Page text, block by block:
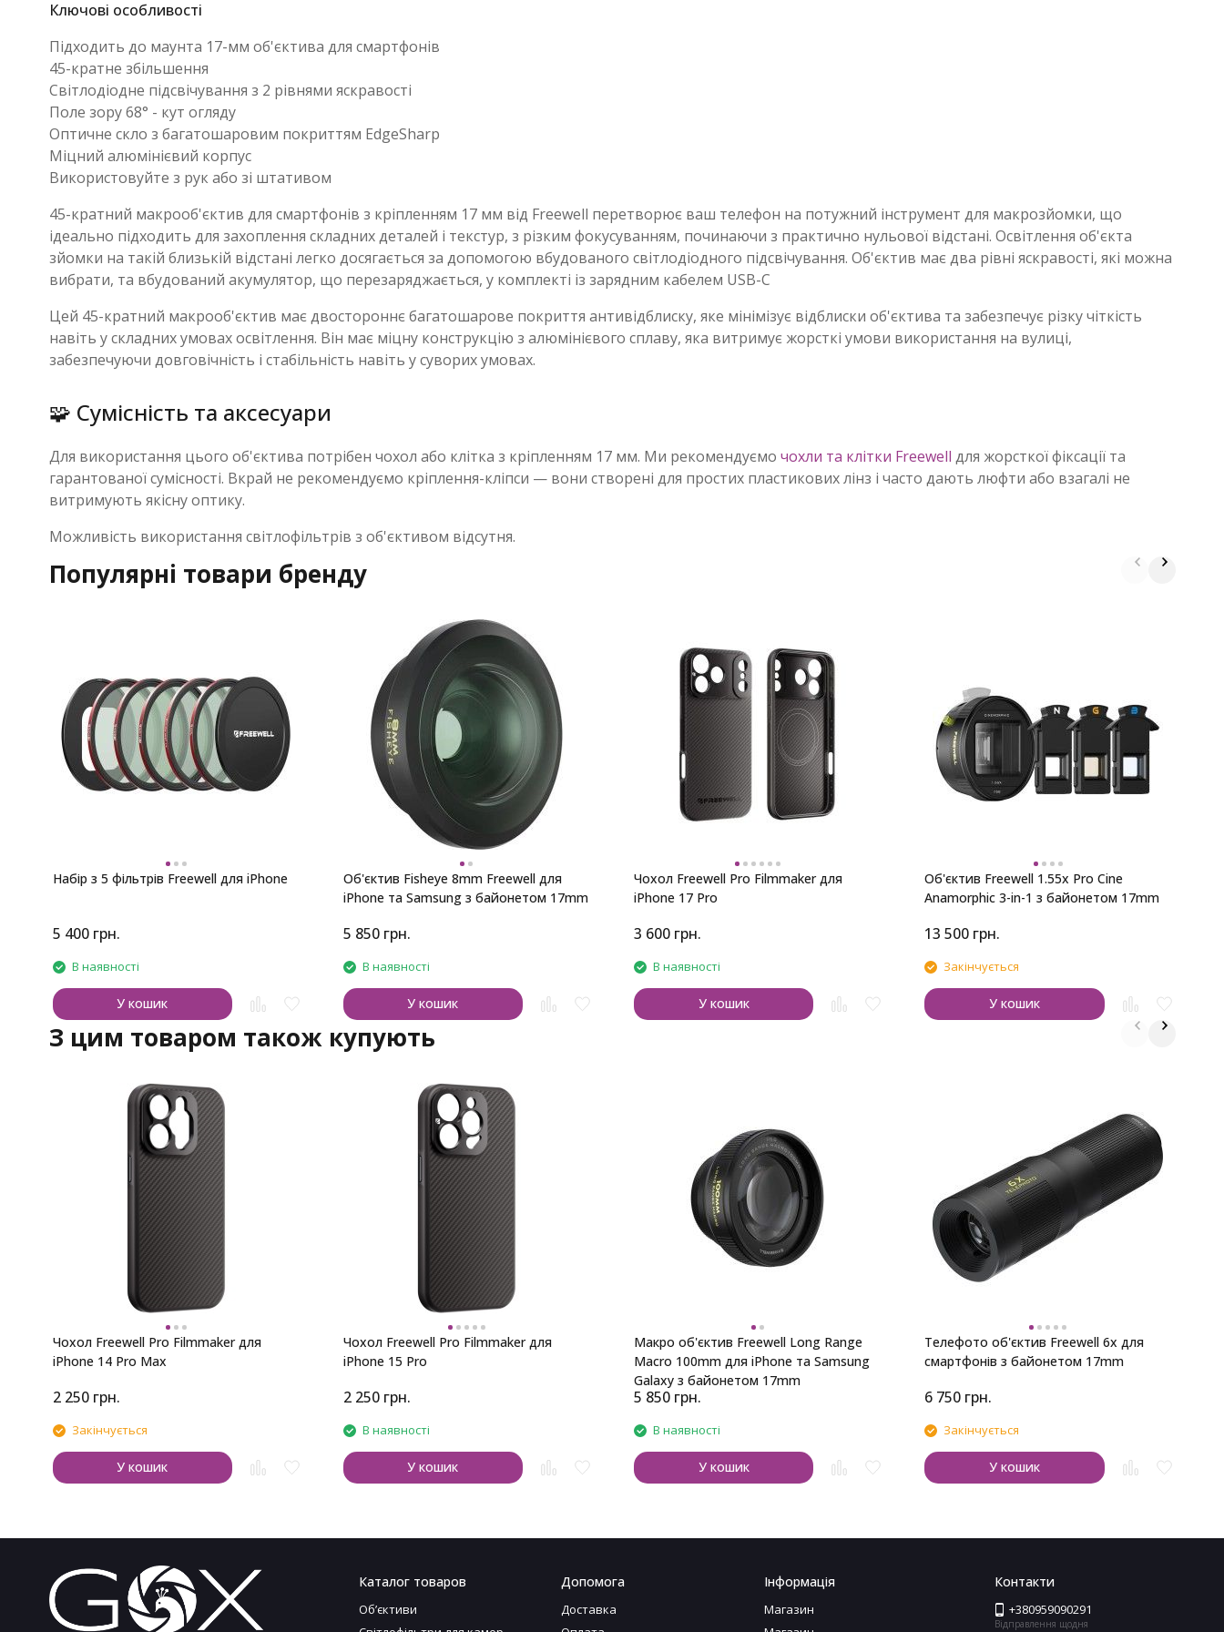
Ключові особливості
Підходить до маунта 17-мм об'єктива для смартфонів
45-кратне збільшення
Світлодіодне підсвічування з 2 рівнями яскравості
Поле зору 68° - кут огляду
Оптичне скло з багатошаровим покриттям EdgeSharp
Міцний алюмінієвий корпус
Використовуйте з рук або зі штативом
45-кратний макрооб'єктив для смартфонів з кріпленням 17 мм від Freewell перетворює ваш телефон на потужний інструмент для макрозйомки, що
ідеально підходить для захоплення складних деталей і текстур, з різким фокусуванням, починаючи з практично нульової відстані. Освітлення об'єкта
зйомки на такій близькій відстані легко досягається за допомогою вбудованого світлодіодного підсвічування. Об'єктив має два рівні яскравості, які можна
вибрати, та вбудований акумулятор, що перезаряджається, у комплекті із зарядним кабелем USB-C
Цей 45-кратний макрооб'єктив має двостороннє багатошарове покриття антивідблиску, яке мінімізує відблиски об'єктива та забезпечує різку чіткість
навіть у складних умовах освітлення. Він має міцну конструкцію з алюмінієвого сплаву, яка витримує жорсткі умови використання на вулиці,
забезпечуючи довговічність і стабільність навіть у суворих умовах.
🧩 Сумісність та аксесуари
Для використання цього об'єктива потрібен чохол або клітка з кріпленням 17 мм. Ми рекомендуємо чохли та клітки Freewell для жорсткої фіксації та
гарантованої сумісності. Вкрай не рекомендуємо кріплення-кліпси — вони створені для простих пластикових лінз і часто дають люфти або взагалі не
витримують якісну оптику.
Можливість використання світлофільтрів з об'єктивом відсутня.
Популярні товари бренду
Набір з 5 фільтрів Freewell для iPhone
5 400 грн.
В наявності
У кошик
Об'єктив Fisheye 8mm Freewell для
iPhone та Samsung з байонетом 17mm
5 850 грн.
В наявності
У кошик
Чохол Freewell Pro Filmmaker для
iPhone 17 Pro
3 600 грн.
В наявності
У кошик
Об'єктив Freewell 1.55x Pro Cine
Anamorphic 3-in-1 з байонетом 17mm
13 500 грн.
Закінчується
У кошик
З цим товаром також купують
Чохол Freewell Pro Filmmaker для
iPhone 14 Pro Max
2 250 грн.
Закінчується
У кошик
Чохол Freewell Pro Filmmaker для
iPhone 15 Pro
2 250 грн.
В наявності
У кошик
Макро об'єктив Freewell Long Range
Macro 100mm для iPhone та Samsung
Galaxy з байонетом 17mm
5 850 грн.
В наявності
У кошик
Телефото об'єктив Freewell 6x для
смартфонів з байонетом 17mm
6 750 грн.
Закінчується
У кошик
Каталог товаров
Обʼєктиви
Допомога
Доставка
Інформація
Магазин
Контакти
+380959090291
Відправлення щодня